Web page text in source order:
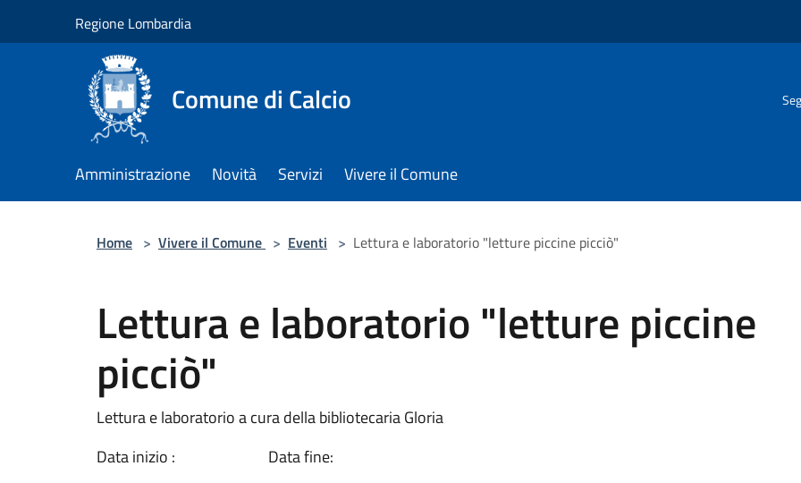
Regione Lombardia
Comune di Calcio
Amministrazione Novità Servizi Vivere il Comune
Home > Vivere il Comune > Eventi > Lettura e laboratorio "letture piccine picciò"
Lettura e laboratorio "letture piccine
picciò"
Lettura e laboratorio a cura della bibliotecaria Gloria
Data inizio :
Data fine: